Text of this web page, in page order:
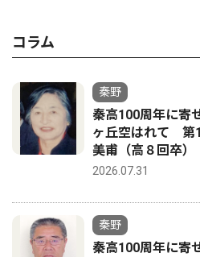
コラム
秦野
秦高100周年に
ヶ丘空はれて 第
美甫（高８回卒）
2026.07.31
秦野
秦高100周年に